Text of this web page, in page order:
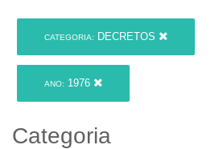
CATEGORIA: DECRETOS
ANO: 1976
Categoria